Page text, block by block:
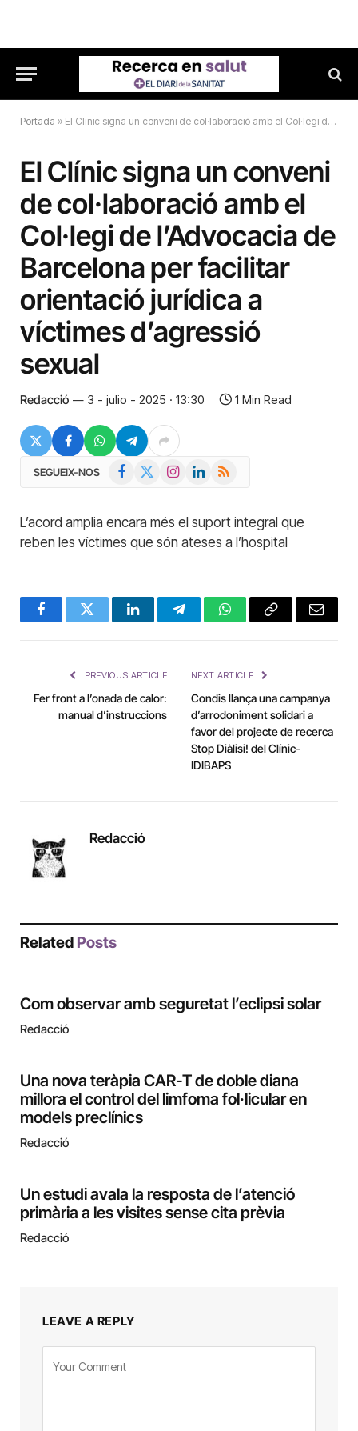
Portada » El Clínic signa un conveni de col·laboració amb el Col·legi de l’Advocacia de Barcelona per facilitar orientació jurídica a víctimes d’agressió sexual
El Clínic signa un conveni
de col·laboració amb el
Col·legi de l’Advocacia de
Barcelona per facilitar
orientació jurídica a
víctimes d’agressió
sexual
Redacció 3 - julio - 2025 · 13:30 1 Min Read
SEGUEIX-NOS Facebook InstagramLinkedIn
RSS
L’acord amplia encara més el suport integral que
reben les víctimes que són ateses a l’hospital
FacebookTwitter LinkedInTelegramWhatsAppCopy
Email
PREVIOUS ARTICLE
Fer front a l’onada de calor:
manual d’instruccions
NEXT ARTICLE
Condis llança una campanya
d’arrodoniment solidari a
favor del projecte de recerca
Stop Diàlisi! del Clínic-
IDIBAPS
Redacció
Related Posts
Com observar amb seguretat l’eclipsi solar
Redacció
Una nova teràpia CAR-T de doble diana
millora el control del limfoma fol·licular en
models preclínics
Redacció
Un estudi avala la resposta de l’atenció
primària a les visites sense cita prèvia
Redacció
LEAVE A REPLY